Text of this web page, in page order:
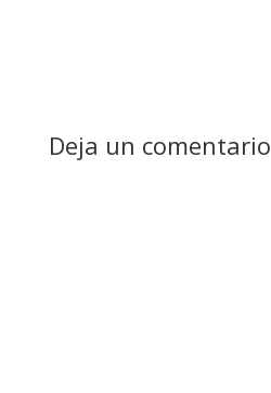
Deja un comentario